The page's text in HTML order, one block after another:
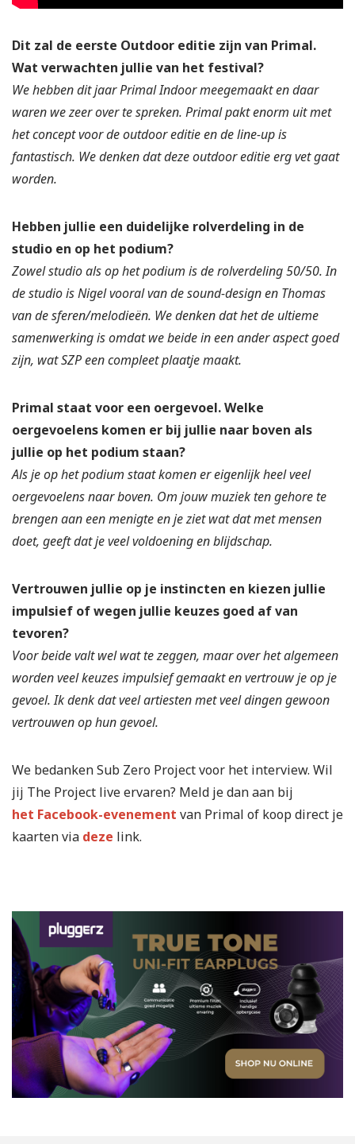
Dit zal de eerste Outdoor editie zijn van Primal.
Wat verwachten jullie van het festival?
We hebben dit jaar Primal Indoor meegemaakt en daar
waren we zeer over te spreken. Primal pakt enorm uit met
het concept voor de outdoor editie en de line-up is
fantastisch. We denken dat deze outdoor editie erg vet gaat
worden.
Hebben jullie een duidelijke rolverdeling in de
studio en op het podium?
Zowel studio als op het podium is de rolverdeling 50/50. In
de studio is Nigel vooral van de sound-design en Thomas
van de sferen/melodieën. We denken dat het de ultieme
samenwerking is omdat we beide in een ander aspect goed
zijn, wat SZP een compleet plaatje maakt.
Primal staat voor een oergevoel. Welke
oergevoelens komen er bij jullie naar boven als
jullie op het podium staan?
Als je op het podium staat komen er eigenlijk heel veel
oergevoelens naar boven. Om jouw muziek ten gehore te
brengen aan een menigte en je ziet wat dat met mensen
doet, geeft dat je veel voldoening en blijdschap.
Vertrouwen jullie op je instincten en kiezen jullie
impulsief of wegen jullie keuzes goed af van
tevoren?
Voor beide valt wel wat te zeggen, maar over het algemeen
worden veel keuzes impulsief gemaakt en vertrouw je op je
gevoel. Ik denk dat veel artiesten met veel dingen gewoon
vertrouwen op hun gevoel.
We bedanken Sub Zero Project voor het interview. Wil
jij The Project live ervaren? Meld je dan aan bij
het Facebook-evenement van Primal of koop direct je
kaarten via deze link.